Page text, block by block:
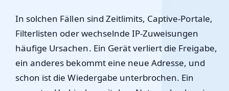
In solchen Fällen sind Zeitlimits, Captive-Portale,
Filterlisten oder wechselnde IP-Zuweisungen
häufige Ursachen. Ein Gerät verliert die Freigabe,
ein anderes bekommt eine neue Adresse, und
schon ist die Wiedergabe unterbrochen. Ein